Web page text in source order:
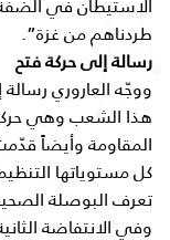
الاستيطان في
طردناهم من غزة”.
رسالة إلى حركة فتح
ووجّه العاروري
هذا الشعب وهي
المقاومة وأيضاً
كل مستوياتها
تعرف البوصلة
وفي الانتفاضة